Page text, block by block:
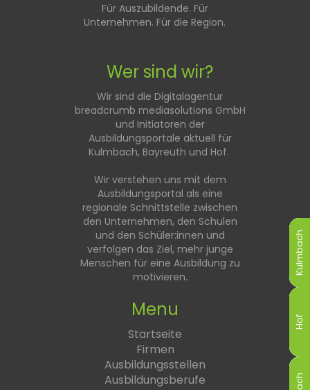
Kulmbach
Hof
Kulmbach
Hof
Kulmbach
Hof
Kulmbach
Hof
Kulmbach
Hof
Kulmbach
Hof
Für Auszubildende. Für
Unternehmen. Für die Region.
Wer sind wir?
Wir sind die Digitalagentur
breadcrumb mediasolutions GmbH
und Initiatoren der
Ausbildungsportale aktuell für
Kulmbach, Bayreuth und Hof.
Wir verstehen uns mit dem
Ausbildungsportal als eine
regionale Schnittstelle zwischen
den Unternehmen, den Schulen
und den Schüler:innen und
verfolgen das Ziel, mehr junge
Menschen für eine Ausbildung zu
motivieren.
Menu
Startseite
Firmen
Ausbildungsstellen
Ausbildungsberufe